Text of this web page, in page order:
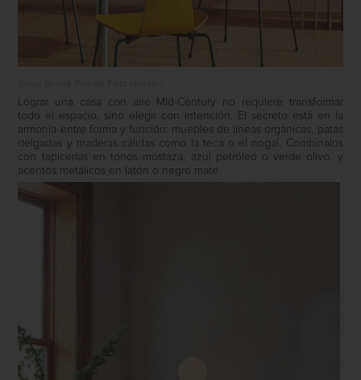
Lograr una casa con aire Mid-Century no requiere transformar
todo el espacio, sino elegir con intención. El secreto está en la
armonía entre forma y función: muebles de líneas orgánicas, patas
delgadas y maderas cálidas como la teca o el nogal. Combínalos
con tapicerías en tonos mostaza, azul petróleo o verde olivo, y
acentos metálicos en latón o negro mate.